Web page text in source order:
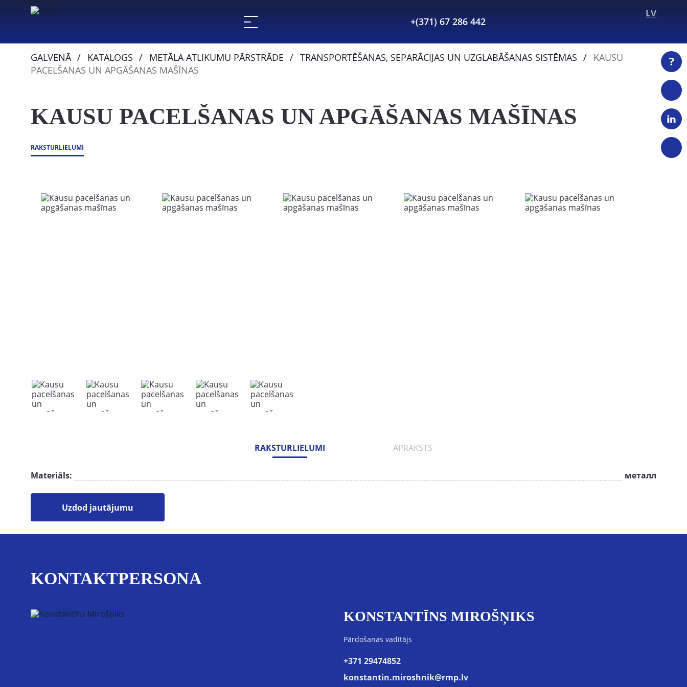
+(371) 67 286 442
LV
?
GALVENĀ KATALOGS METĀLA ATLIKUMU PĀRSTRĀDE TRANSPORTĒŠANAS, SEPARĀCIJAS UN UZGLABĀŠANAS SISTĒMAS
KAUSU
PACELŠANAS UN APGĀŠANAS MAŠĪNAS
KAUSU PACELŠANAS UN APGĀŠANAS MAŠĪNAS
RAKSTURLIELUMI
RAKSTURLIELUMI APRAKSTS
Materiāls: металл
Uzdod jautājumu
KONTAKTPERSONA
KONSTANTĪNS MIROŠŅIKS
Pārdošanas vadītājs
+371 29474852
konstantin.miroshnik@rmp.lv